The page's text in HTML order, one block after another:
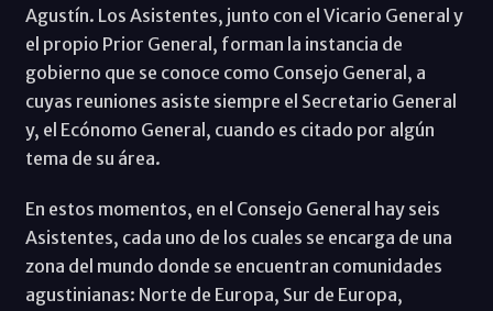
Agustín. Los Asistentes, junto con el Vicario General y
el propio Prior General, forman la instancia de
gobierno que se conoce como Consejo General, a
cuyas reuniones asiste siempre el Secretario General
y, el Ecónomo General, cuando es citado por algún
tema de su área.
En estos momentos, en el Consejo General hay seis
Asistentes, cada uno de los cuales se encarga de una
zona del mundo donde se encuentran comunidades
agustinianas: Norte de Europa, Sur de Europa,